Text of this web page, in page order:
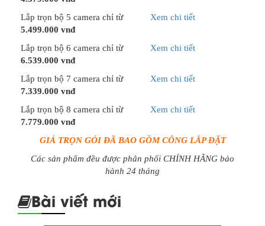
Lắp trọn bộ 5 camera chỉ từ
5.499.000 vnđ
Xem chi tiết
Lắp trọn bộ 6 camera chỉ từ
6.539.000 vnđ
Xem chi tiết
Lắp trọn bộ 7 camera chỉ từ
7.339.000 vnđ
Xem chi tiết
Lắp trọn bộ 8 camera chỉ từ
7.779.000 vnđ
Xem chi tiết
GIÁ TRỌN GÓI ĐÃ BAO GỒM CÔNG LẮP ĐẶT
Các sản phẩm đều được phân phối CHÍNH HÃNG bảo
hành 24 tháng
Bài viết mới